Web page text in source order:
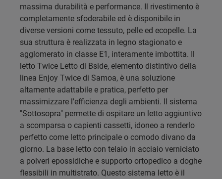
massima durabilità e performance. Il rivestimento è
completamente sfoderabile ed è disponibile in
diverse versioni come tessuto, pelle ed ecopelle. La
sua struttura è realizzata in legno stagionato e
agglomerato in classe E1, interamente imbottita. Il
letto Twice Letto di Bside, elemento distintivo della
linea Enjoy Twice di Samoa, è una soluzione
altamente adattabile e pratica, perfetto per
massimizzare l'efficienza degli ambienti. Il sistema
"Sottosopra" permette di ospitare un letto aggiuntivo
a scomparsa o capienti cassetti, idoneo a renderlo
perfetto come letto principale o comodo divano da
giorno. La base letto con telaio in acciaio verniciato
a polveri epossidiche e supporto ortopedico a doghe
flessibili in multistrato. Questo sistema letto è il